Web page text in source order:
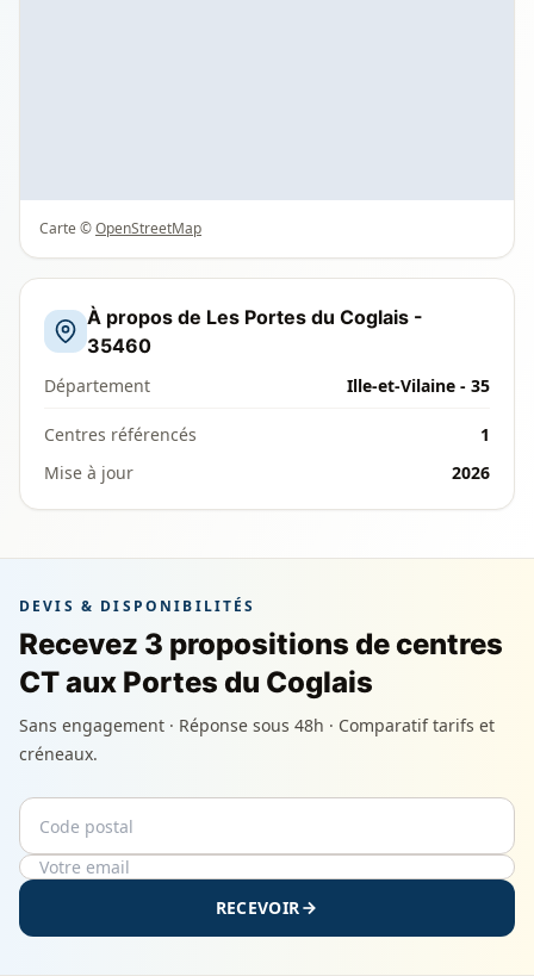
Carte ©OpenStreetMap
À propos de Les Portes du Coglais -
35460
Département Ille-et-Vilaine - 35
Centres référencés
1
Mise à jour
2026
DEVIS & DISPONIBILITÉS
Recevez 3 propositions de centres
CT aux Portes du Coglais
Sans engagement · Réponse sous 48h · Comparatif tarifs et
créneaux.
Code postal
Email
RECEVOIR